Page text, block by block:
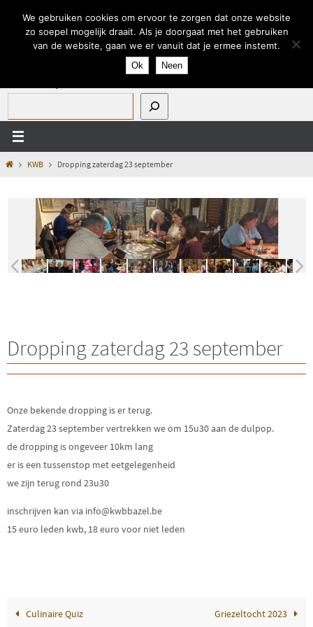
HomeKWB Dropping zaterdag 23 september
Dropping zaterdag 23 september
Onze bekende dropping is er terug.
Zaterdag 23 september vertrekken we om 15u30 aan de dulpop.
de dropping is ongeveer 10km lang
er is een tussenstop met eetgelegenheid
we zijn terug rond 23u30
inschrijven kan via info@kwbbazel.be
15 euro leden kwb, 18 euro voor niet leden
Culinaire Quiz Griezeltocht 2023
We gebruiken cookies om ervoor te zorgen dat onze website
zo soepel mogelijk draait. Als je doorgaat met het gebruiken
van de website, gaan we er vanuit dat je ermee instemt.
Ok Neen